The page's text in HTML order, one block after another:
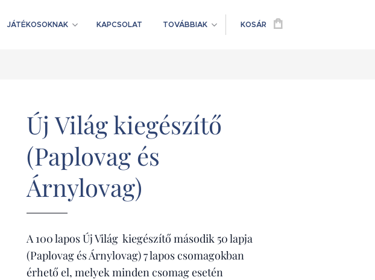
JÁTÉKOSOKNAK KAPCSOLAT TOVÁBBIAK KOSÁR
Új Világ kiegészítő
(Paplovag és
Árnylovag)
A 100 lapos Új Világ kiegészítő második 50 lapja
(Paplovag és Árnylovag) 7 lapos csomagokban
érhető el, melyek minden csomag esetén